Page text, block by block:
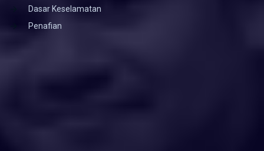
Dasar Keselamatan
Penafian